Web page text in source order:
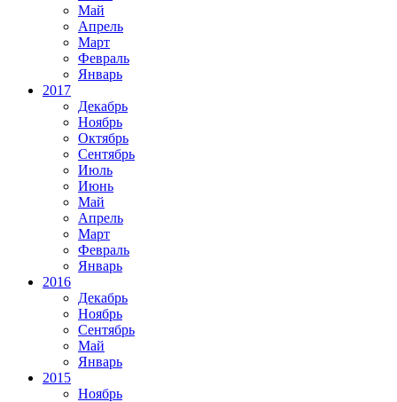
Май
Апрель
Март
Февраль
Январь
2017
Декабрь
Ноябрь
Октябрь
Сентябрь
Июль
Июнь
Май
Апрель
Март
Февраль
Январь
2016
Декабрь
Ноябрь
Сентябрь
Май
Январь
2015
Ноябрь